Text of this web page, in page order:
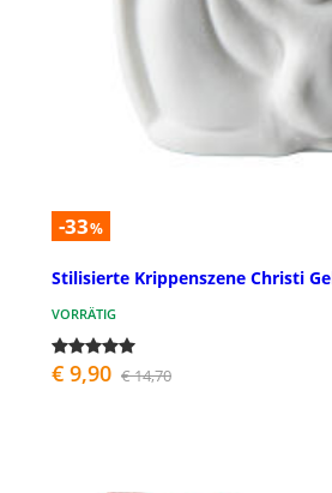
-33%
Stilisierte Krippenszene Christi
VORRÄTIG
€ 9,90 € 14,70